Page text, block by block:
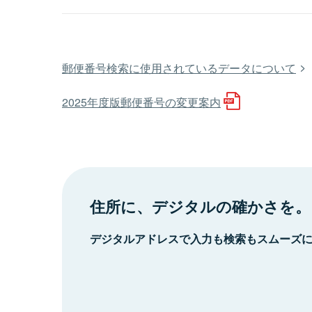
郵便番号検索に使用されているデータについて
2025年度版郵便番号の変更案内
住所に、デジタルの確かさを。
デジタルアドレスで入力も検索もスムーズ